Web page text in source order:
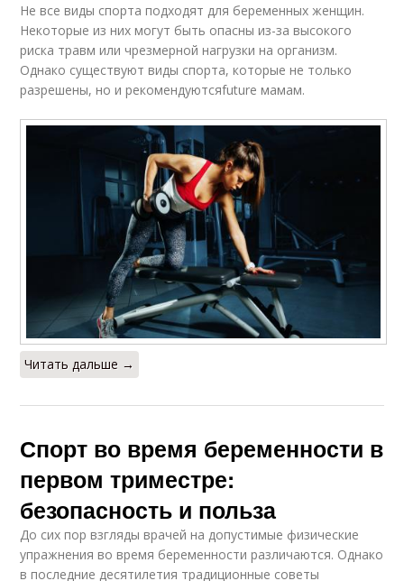
Не все виды спорта подходят для беременных женщин.
Некоторые из них могут быть опасны из-за высокого
риска травм или чрезмерной нагрузки на организм.
Однако существуют виды спорта, которые не только
разрешены, но и рекомендуютсяfuture мамам.
Читать дальше →
Спорт во время беременности в
первом триместре:
безопасность и польза
До сих пор взгляды врачей на допустимые физические
упражнения во время беременности различаются. Однако
в последние десятилетия традиционные советы